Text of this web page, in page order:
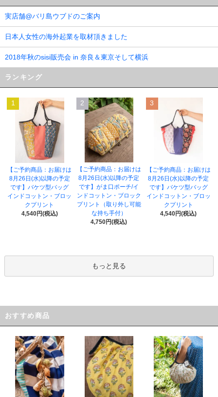
実店舗@バリ島ウブドのご案内
日本人女性の海外起業を取材頂きました
2018年秋のsisi販売会 in 奈良＆東京そして横浜
ランキング
1
【ご予約商品：お届けは
8月26日(水)以降の予定
です】バケツ型バッグ
インドコットン・ブロッ
クプリント
4,540円(税込)
2
【ご予約商品：お届けは
8月26日(水)以降の予定
です】がま口ポーチ/イ
ンドコットン・ブロック
プリント（取り外し可能
な持ち手付）
4,750円(税込)
3
【ご予約商品：お届けは
8月26日(水)以降の予定
です】バケツ型バッグ
インドコットン・ブロッ
クプリント
4,540円(税込)
もっと見る
おすすめ商品